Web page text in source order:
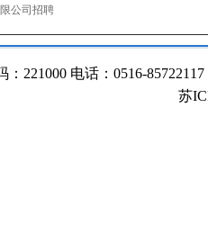
公司招聘
：221000 电话：0516-
苏